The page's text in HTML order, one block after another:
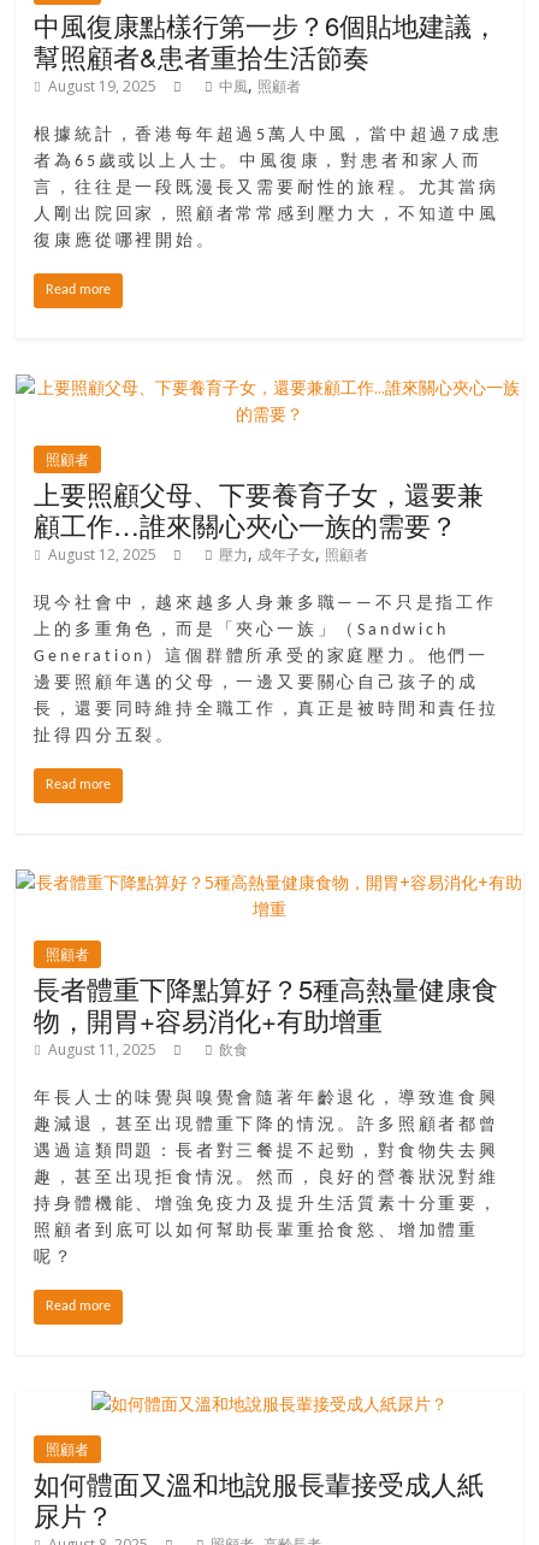
邀
請
各
位
金
齡
銀
髮
的
大
伴
險，
找
尋
樂
齡
藏。
一
同
抱
著
的
度，
迎
接
豐
盛
第
二
人
生。
中風復康點樣行第一步？6個貼地建議，
幫照顧者&患者重拾生活節奏
August 19, 2025 中風, 照顧者
根據統計，香港每年超過5萬人中風，當中超過7成患
者為65歲或以上人士。中風復康，對患者和家人而
言，往往是一段既漫長又需要耐性的旅程。尤其當病
人剛出院回家，照顧者常常感到壓力大，不知道中風
復康應從哪裡開始。
Read more
照顧者
上要照顧父母、下要養育子女，還要兼
顧工作…誰來關心夾心一族的需要？
August 12, 2025 壓力, 成年子女, 照顧者
現今社會中，越來越多人身兼多職——不只是指工作
上的多重角色，而是「夾心一族」（Sandwich
Generation）這個群體所承受的家庭壓力。他們一
邊要照顧年邁的父母，一邊又要關心自己孩子的成
長，還要同時維持全職工作，真正是被時間和責任拉
扯得四分五裂。
Read more
照顧者
長者體重下降點算好？5種高熱量健康食
物，開胃+容易消化+有助增重
August 11, 2025 飲食
年長人士的味覺與嗅覺會隨著年齡退化，導致進食興
趣減退，甚至出現體重下降的情況。許多照顧者都曾
遇過這類問題：長者對三餐提不起勁，對食物失去興
趣，甚至出現拒食情況。然而，良好的營養狀況對維
持身體機能、增強免疫力及提升生活質素十分重要，
照顧者到底可以如何幫助長輩重拾食慾、增加體重
呢？
Read more
照顧者
如何體面又溫和地說服長輩接受成人紙
尿片？